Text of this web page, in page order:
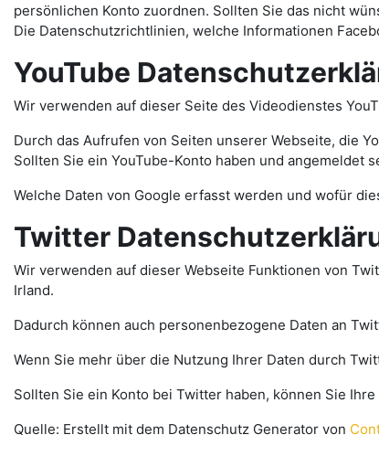
persönlichen Konto zuordnen. Sollten Sie das nicht
Die Datenschutzrichtlinien, welche Informationen
YouTube
Wir verwenden auf dieser Seite des Videodienstes
Durch das Aufrufen von Seiten unserer Webseite, die
Sollten Sie ein YouTube-Konto haben und angemeldet
Welche Daten von Google erfasst werden und wofür
Twitter
Wir verwenden auf dieser Webseite Funktionen von
Irland.
Dadurch können auch personenbezogene Daten an
Wenn Sie mehr über die Nutzung Ihrer Daten durch
Sollten Sie ein Konto bei Twitter haben, können Sie
Quelle: Erstellt mit dem Datenschutz Generator von